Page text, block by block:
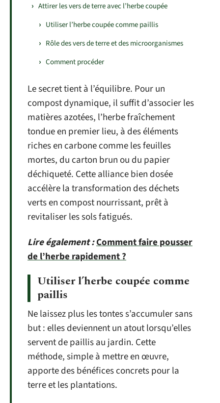
Attirer les vers de terre avec l’herbe coupée
Utiliser l’herbe coupée comme paillis
Rôle des vers de terre et des microorganismes
Comment procéder
Le secret tient à l’équilibre. Pour un
compost dynamique, il suffit d’associer les
matières azotées, l’herbe fraîchement
tondue en premier lieu, à des éléments
riches en carbone comme les feuilles
mortes, du carton brun ou du papier
déchiqueté. Cette alliance bien dosée
accélère la transformation des déchets
verts en compost nourrissant, prêt à
revitaliser les sols fatigués.
Lire également :Comment faire pousser
de l’herbe rapidement ?
Utiliser l’herbe coupée comme
paillis
Ne laissez plus les tontes s’accumuler sans
but : elles deviennent un atout lorsqu’elles
servent de paillis au jardin. Cette
méthode, simple à mettre en œuvre,
apporte des bénéfices concrets pour la
terre et les plantations.